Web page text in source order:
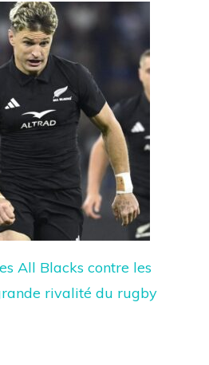
All Blacks contre les
rivalité du rugby